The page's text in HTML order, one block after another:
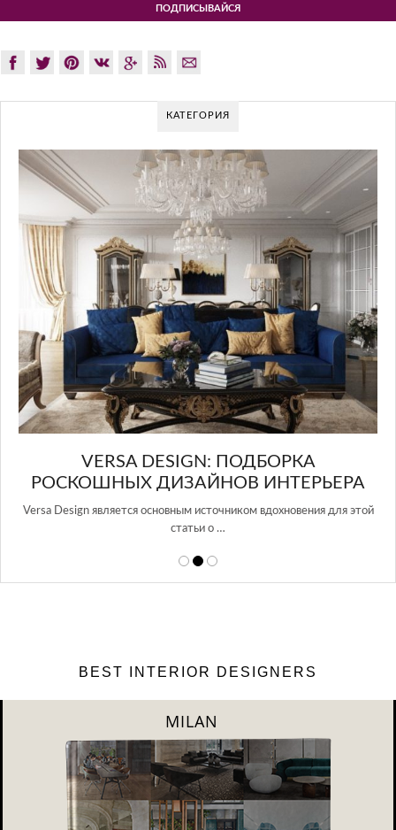
КАТЕГОРИЯ
VERSA DESIGN: ПОДБОРКА
РОСКОШНЫХ ДИЗАЙНОВ ИНТЕРЬЕРА
Design является основным источником вдохновения для этой
статьи о …
Glazov
BEST INTERIOR DESIGNERS
DUBAI